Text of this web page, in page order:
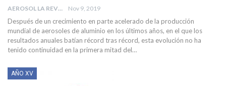
AEROSOL LA REVISTA Nov 9, 2019
Después de un crecimiento en parte acelerado de la producción
mundial de aerosoles de aluminio en los últimos años, en el que los
resultados anuales batían récord tras récord, esta evolución no ha
tenido continuidad en la primera mitad del…
AÑO XV